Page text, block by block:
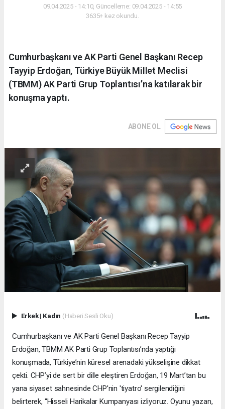
09.04.2025 - 14:10, Güncelleme: 09.04.2025 - 14:55
3635+ kez okundu.
Cumhurbaşkanı ve AK Parti Genel Başkanı Recep
Tayyip Erdoğan, Türkiye Büyük Millet Meclisi
(TBMM) AK Parti Grup Toplantısı’na katılarak bir
konuşma yaptı.
ABONE OL
Erkek| Kadın (Haberi Sesli Oku)
Cumhurbaşkanı ve AK Parti Genel Başkanı Recep Tayyip
Erdoğan, TBMM AK Parti Grup Toplantısı’nda yaptığı
konuşmada, Türkiye’nin küresel arenadaki yükselişine dikkat
çekti. CHP’yi de sert bir dille eleştiren Erdoğan, 19 Mart’tan bu
yana siyaset sahnesinde CHP'nin 'tiyatro' sergilendiğini
belirterek, “Hisseli Harikalar Kumpanyası izliyoruz. Oyunu yazan,